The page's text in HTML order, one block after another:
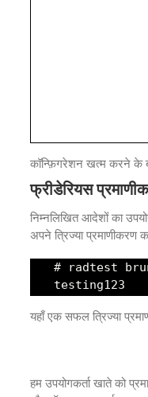
कॉन्फ़िगरेशन खत्म करने के
फ्रीडेरियस
निम्नलिखित आदेशों का
अपने त्रिज्या प्रमाणीकरण
# radtest
testing123
यहाँ एक सफल त्रिज्या
हम उपयोगकर्ता खाते को